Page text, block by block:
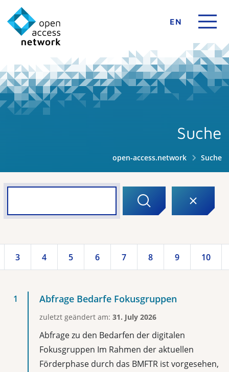
EN
Suche
open-access.network Suche
3 4 5 6 7 8 9 10
Abfrage Bedarfe Fokusgruppen
zuletzt geändert am: 31. July 2026
Abfrage zu den Bedarfen der digitalen
Fokusgruppen Im Rahmen der aktuellen
Förderphase durch das BMFTR ist vorgesehen,